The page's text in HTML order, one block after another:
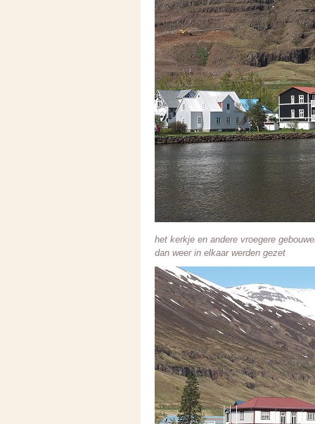
het kerkje en andere vroegere
dan weer in elkaar werden gezet